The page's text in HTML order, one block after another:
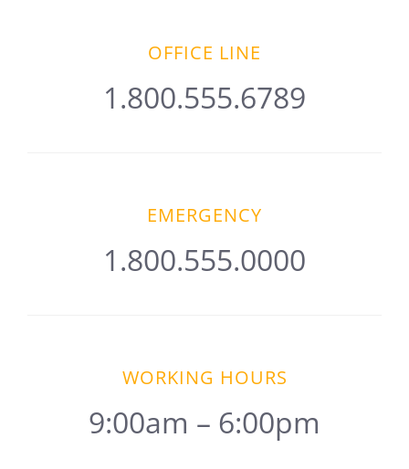
OFFICE LINE
1.800.555.6789
EMERGENCY
1.800.555.0000
WORKING HOURS
9:00am – 6:00pm